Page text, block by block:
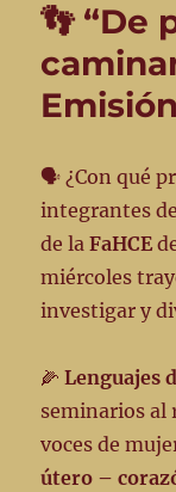
👣 “De
🗣️ ¿Con qué
integrantes
de laFaHCE
miércoles
investigar y
🌽Lenguajes
seminarios al
voces de
útero –